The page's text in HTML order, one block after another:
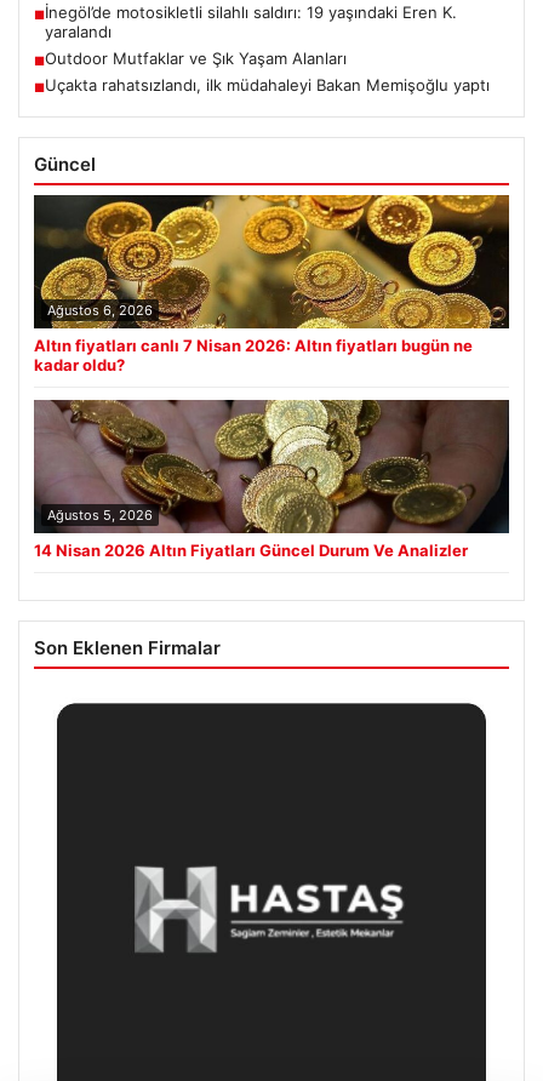
■İnegöl’de motosikletli silahlı saldırı: 19 yaşındaki Eren K.
yaralandı
■Outdoor Mutfaklar ve Şık Yaşam Alanları
■Uçakta rahatsızlandı, ilk müdahaleyi Bakan Memişoğlu yaptı
Güncel
Ağustos 6, 2026
Altın fiyatları canlı 7 Nisan 2026: Altın fiyatları bugün ne
kadar oldu?
Ağustos 5, 2026
14 Nisan 2026 Altın Fiyatları Güncel Durum Ve Analizler
Son Eklenen Firmalar